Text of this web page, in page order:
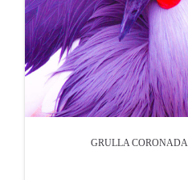
GRULLA CORONADA